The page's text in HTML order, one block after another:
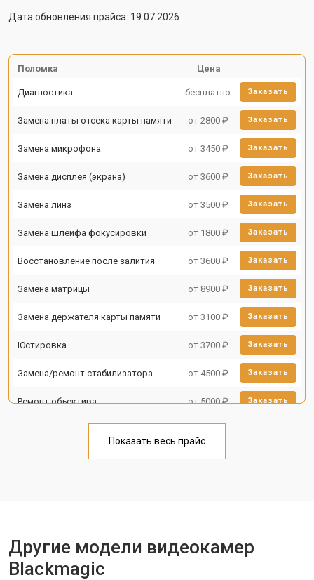
Дата обновления прайса: 19.07.2026
Поломка Цена
Диагностика бесплатно Заказать
Замена платы отсека карты памяти от 2800 ₽ Заказать
Замена микрофона от 3450 ₽ Заказать
Замена дисплея (экрана) от 3600 ₽ Заказать
Замена линз от 3500 ₽ Заказать
Замена шлейфа фокусировки от 1800 ₽ Заказать
Восстановление после залития от 3600 ₽ Заказать
Замена матрицы от 8900 ₽ Заказать
Замена держателя карты памяти от 3100 ₽ Заказать
Юстировка от 3700 ₽ Заказать
Замена/ремонт стабилизатора от 4500 ₽ Заказать
Ремонт объектива от 5000 ₽ Заказать
Показать весь прайс
Другие модели видеокамер
Blackmagic